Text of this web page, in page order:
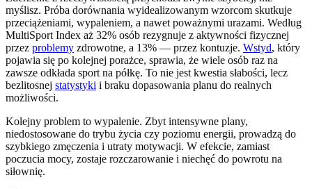
myślisz. Próba dorównania wyidealizowanym wzorcom skutkuje
przeciążeniami, wypaleniem, a nawet poważnymi urazami. Według
MultiSport Index aż 32% osób rezygnuje z aktywności fizycznej
przez problemy zdrowotne, a 13% — przez kontuzje. Wstyd, który
pojawia się po kolejnej porażce, sprawia, że wiele osób raz na
zawsze odkłada sport na półkę. To nie jest kwestia słabości, lecz
bezlitosnej statystyki i braku dopasowania planu do realnych
możliwości.
Kolejny problem to wypalenie. Zbyt intensywne plany,
niedostosowane do trybu życia czy poziomu energii, prowadzą do
szybkiego zmęczenia i utraty motywacji. W efekcie, zamiast
poczucia mocy, zostaje rozczarowanie i niechęć do powrotu na
siłownię.